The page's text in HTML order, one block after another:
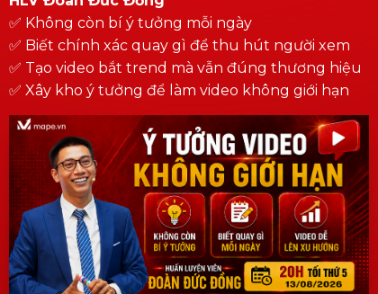
✅ Không còn bí ý tưởng mỗi ngày
✅ Biết chính xác quay gì để thu hút người xem
✅ Tạo video bắt trend mà vẫn đúng thương hiệu
✅ Xây kho ý tưởng để làm video không giới hạn